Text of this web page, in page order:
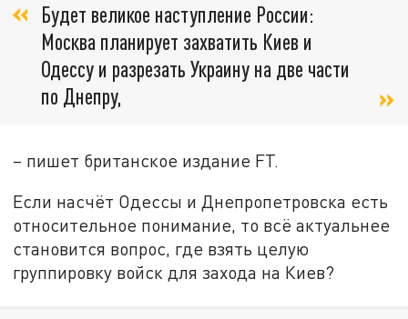
Будет великое наступление России:
Москва планирует захватить Киев и
Одессу и разрезать Украину на две части
по Днепру,
– пишет британское издание FT.
Если насчёт Одессы и Днепропетровска есть
относительное понимание, то всё актуальнее
становится вопрос, где взять целую
группировку войск для захода на Киев?